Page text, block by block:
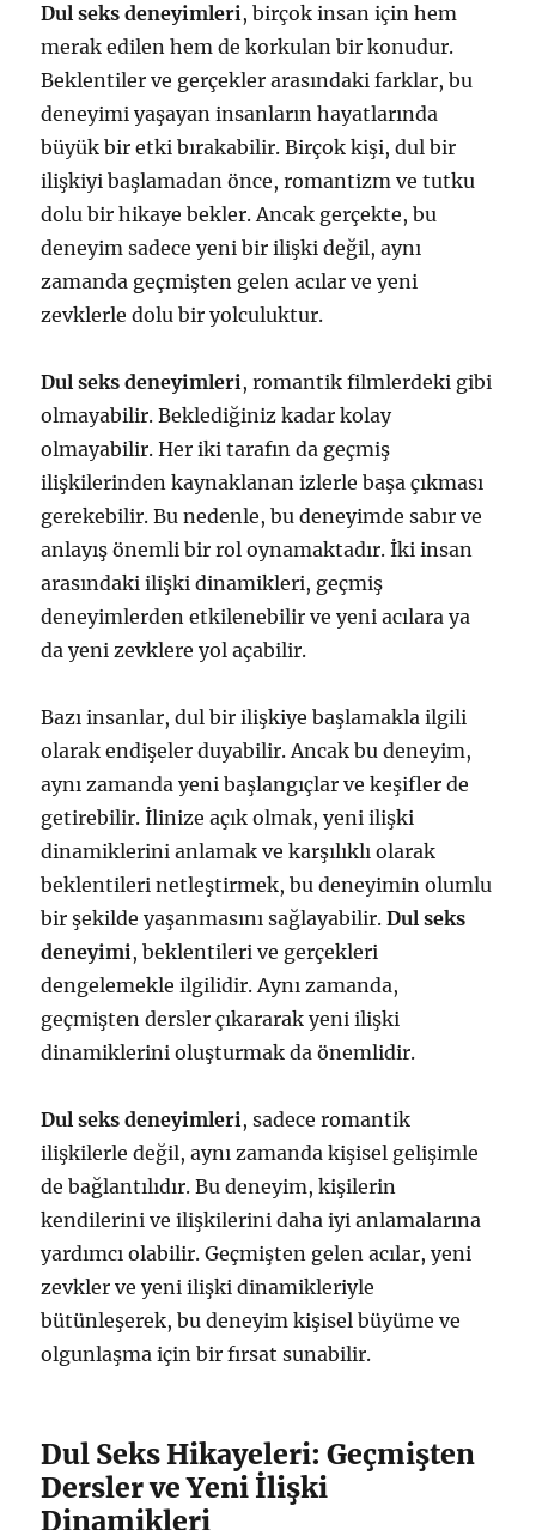
Dul seks deneyimleri, birçok insan için hem
merak edilen hem de korkulan bir konudur.
Beklentiler ve gerçekler arasındaki farklar, bu
deneyimi yaşayan insanların hayatlarında
büyük bir etki bırakabilir. Birçok kişi, dul bir
ilişkiyi başlamadan önce, romantizm ve tutku
dolu bir hikaye bekler. Ancak gerçekte, bu
deneyim sadece yeni bir ilişki değil, aynı
zamanda geçmişten gelen acılar ve yeni
zevklerle dolu bir yolculuktur.
Dul seks deneyimleri, romantik filmlerdeki gibi
olmayabilir. Beklediğiniz kadar kolay
olmayabilir. Her iki tarafın da geçmiş
ilişkilerinden kaynaklanan izlerle başa çıkması
gerekebilir. Bu nedenle, bu deneyimde sabır ve
anlayış önemli bir rol oynamaktadır. İki insan
arasındaki ilişki dinamikleri, geçmiş
deneyimlerden etkilenebilir ve yeni acılara ya
da yeni zevklere yol açabilir.
Bazı insanlar, dul bir ilişkiye başlamakla ilgili
olarak endişeler duyabilir. Ancak bu deneyim,
aynı zamanda yeni başlangıçlar ve keşifler de
getirebilir. İlinize açık olmak, yeni ilişki
dinamiklerini anlamak ve karşılıklı olarak
beklentileri netleştirmek, bu deneyimin olumlu
bir şekilde yaşanmasını sağlayabilir.Dul seks
deneyimi, beklentileri ve gerçekleri
dengelemekle ilgilidir. Aynı zamanda,
geçmişten dersler çıkararak yeni ilişki
dinamiklerini oluşturmak da önemlidir.
Dul seks deneyimleri, sadece romantik
ilişkilerle değil, aynı zamanda kişisel gelişimle
de bağlantılıdır. Bu deneyim, kişilerin
kendilerini ve ilişkilerini daha iyi anlamalarına
yardımcı olabilir. Geçmişten gelen acılar, yeni
zevkler ve yeni ilişki dinamikleriyle
bütünleşerek, bu deneyim kişisel büyüme ve
olgunlaşma için bir fırsat sunabilir.
Dul Seks Hikayeleri: Geçmişten
Dersler ve Yeni İlişki
Dinamikleri